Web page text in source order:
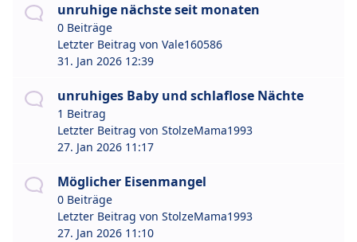
unruhige nächste seit monaten
0 Beiträge
Letzter Beitrag von Vale160586
31. Jan 2026 12:39
unruhiges Baby und schlaflose Nächte
1 Beitrag
Letzter Beitrag von StolzeMama1993
27. Jan 2026 11:17
Möglicher Eisenmangel
0 Beiträge
Letzter Beitrag von StolzeMama1993
27. Jan 2026 11:10